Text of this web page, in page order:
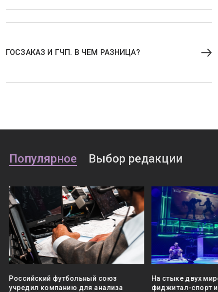
ГОСЗАКАЗ И ГЧП. В ЧЕМ РАЗНИЦА?
Популярное Выбор редакции
Российский футбольный союз
учредил компанию для анализа
На стыке двух
фиджитал-спорт